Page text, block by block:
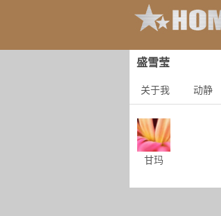
盛雪莹
关于我 动静
甘玛